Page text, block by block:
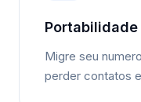
Portabilidade
Migre seu
perder contatos